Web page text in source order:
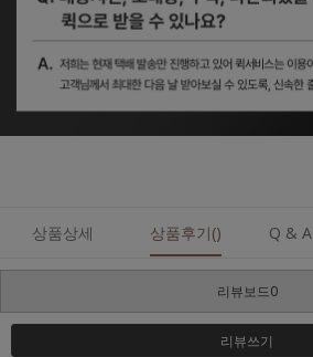
상품상세 상품후기() Q & A
리뷰보드0
리뷰쓰기